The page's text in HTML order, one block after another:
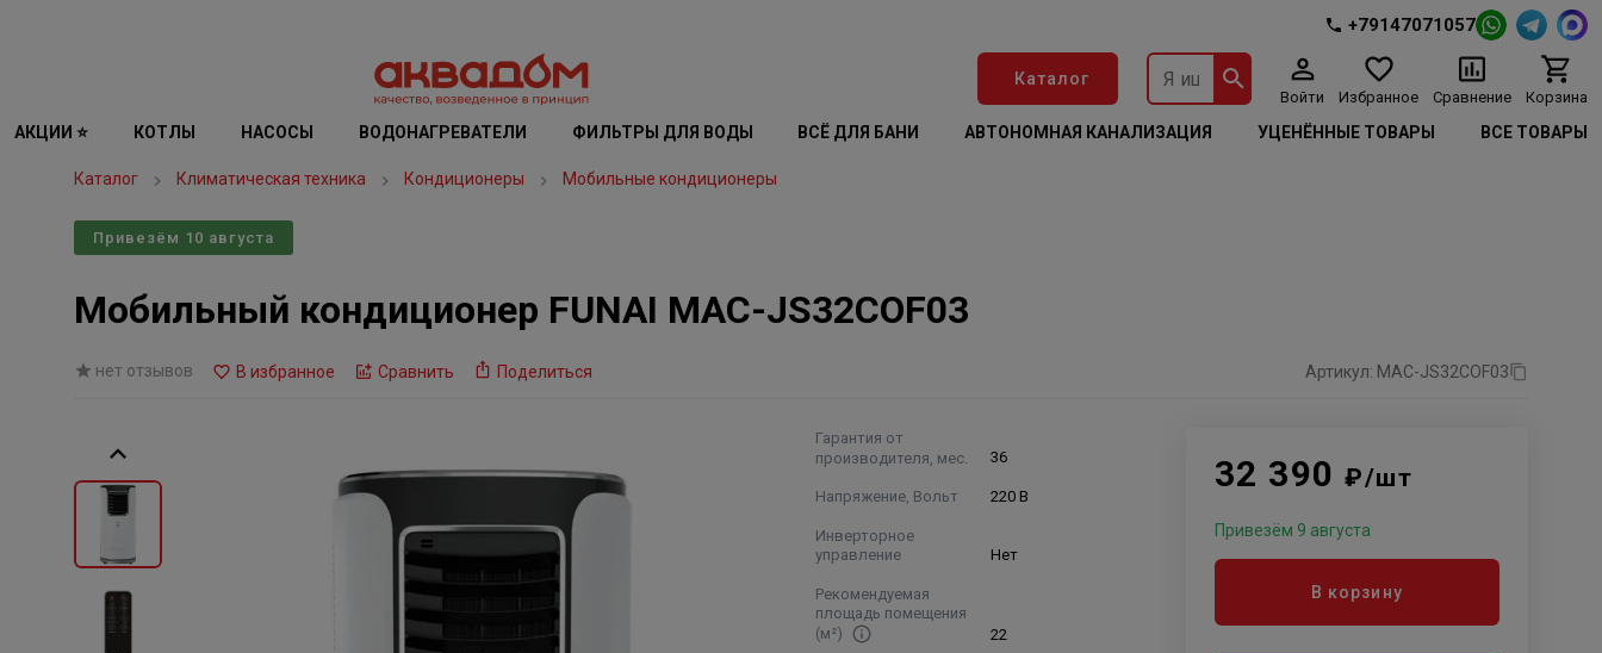
+79147071057
Каталог
Войти Избранное Сравнение Корзина
АКЦИИ ⭐ КОТЛЫ НАСОСЫ ВОДОНАГРЕВАТЕЛИ ФИЛЬТРЫ ДЛЯ ВОДЫ ВСЁ ДЛЯ БАНИ АВТОНОМНАЯ КАНАЛИЗАЦИЯ УЦЕНЁННЫЕ ТОВАРЫ ВСЕ ТОВАРЫ
Каталог Климатическая техника Кондиционеры Мобильные кондиционеры
Привезём 10 августа
Мобильный кондиционер FUNAI MAC-JS32COF03
нет отзывов В избранное Сравнить Поделиться Артикул: MAC-JS32COF03
Гарантия от
производителя, мес.
36
Напряжение, Вольт 220 В
Инверторное
управление
Нет
Рекомендуемая
площадь помещения
(м²)
22
32 390₽/шт
Привезём 9 августа
В корзину